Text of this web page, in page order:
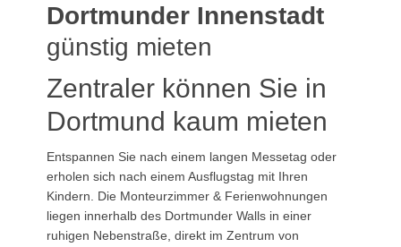
Dortmunder Innenstadt
günstig mieten
Zentraler können Sie in
Dortmund kaum mieten
Entspannen Sie nach einem langen Messetag oder
erholen sich nach einem Ausflugstag mit Ihren
Kindern. Die Monteurzimmer & Ferienwohnungen
liegen innerhalb des Dortmunder Walls in einer
ruhigen Nebenstraße, direkt im Zentrum von